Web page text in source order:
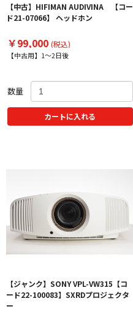
【中古】HIFIMAN AUDIVINA 【コー
ド21-07066】 ヘッドホン
￥99,000 (税込)
【中古用】1～2日後
数量
カートに入れる
【ジャンク】SONY VPL-VW315【コ
ード22-100083】SXRDプロジェクタ
ー